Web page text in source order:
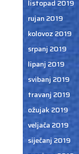
listopad 2019
rujan 2019
kolovoz 2019
srpanj 2019
lipanj 2019
svibanj 2019
travanj 2019
ožujak 2019
veljača 2019
siječanj 2019